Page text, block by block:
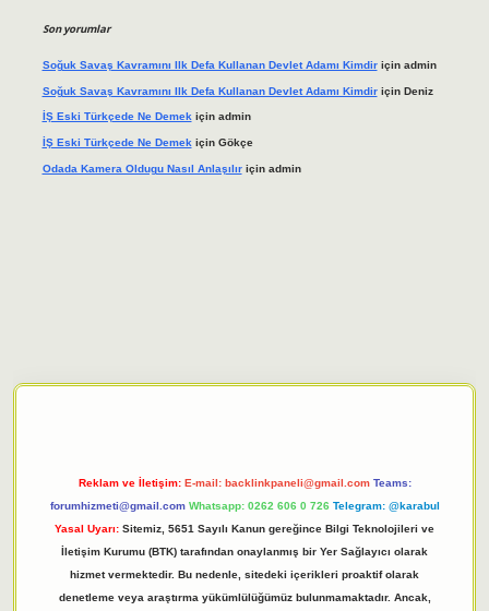
Son yorumlar
Soğuk Savaş Kavramını Ilk Defa Kullanan Devlet Adamı Kimdiriçin admin
Soğuk Savaş Kavramını Ilk Defa Kullanan Devlet Adamı Kimdiriçin Deniz
İŞ Eski Türkçede Ne Demekiçin admin
İŞ Eski Türkçede Ne Demek için Gökçe
Odada Kamera Oldugu Nasıl Anlaşılıriçin admin
Reklam ve İletişim: E-mail: backlinkpaneli@gmail.com Teams:
forumhizmeti@gmail.com Whatsapp: 0262 606 0 726 Telegram: @karabul
Yasal Uyarı: Sitemiz, 5651 Sayılı Kanun gereğince Bilgi Teknolojileri ve
İletişim Kurumu (BTK) tarafından onaylanmış bir Yer Sağlayıcı olarak
hizmet vermektedir. Bu nedenle, sitedeki içerikleri proaktif olarak
denetleme veya araştırma yükümlülüğümüz bulunmamaktadır. Ancak,